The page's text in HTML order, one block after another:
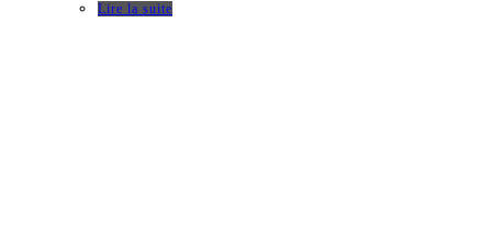
Lire la suite